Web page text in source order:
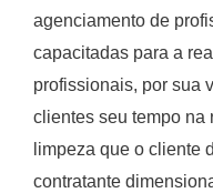
agenciamento de
capacitadas para a
profissionais, por sua
clientes seu tempo na
limpeza que o cliente
contratante